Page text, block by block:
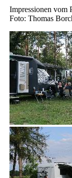
Impressionen vom
Foto: Thomas